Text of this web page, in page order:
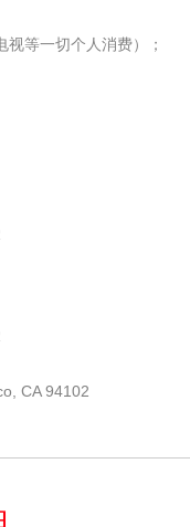
等一切个人消费）；
CA 94102